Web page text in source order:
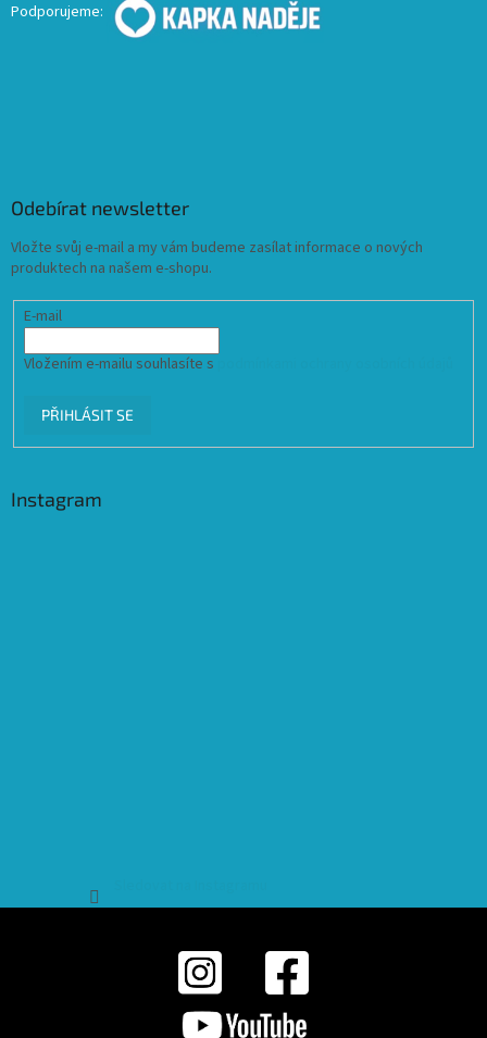
Podporujeme:
Odebírat newsletter
Vložte svůj e-mail a my vám budeme zasílat informace o nových
produktech na našem e-shopu.
E-mail
Vložením e-mailu souhlasíte s
PŘIHLÁSIT SE
Instagram